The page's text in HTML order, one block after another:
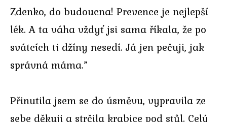
Zdenko, do budoucna! Prevence je nejlepší
lék. A ta váha vždyť jsi sama říkala, že po
svátcích ti džíny nesedí. Já jen pečuji, jak
správná máma.”
Přinutila jsem se do úsměvu, vypravila ze
sebe děkuji a strčila krabice pod stůl. Celý